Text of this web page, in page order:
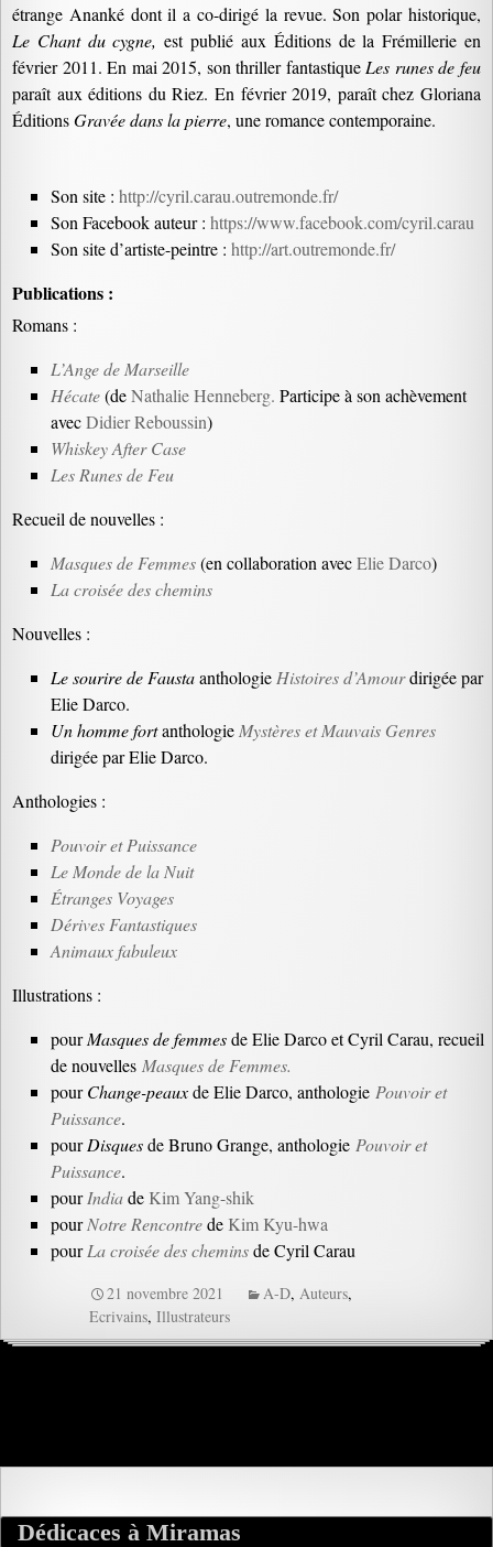
étrange Ananké dont il a co-dirigé la revue. Son polar historique,
Le Chant du cygne, est publié aux Éditions de la Frémillerie en
février 2011. En mai 2015, son thriller fantastique Les runes de feu
paraît aux éditions du Riez. En février 2019, paraît chez Gloriana
ÉditionsGravée dans la pierre, une romance contemporaine.
Son site : http://cyril.carau.outremonde.fr/
Son Facebook auteur : https://www.facebook.com/cyril.carau
Son site d’artiste-peintre : http://art.outremonde.fr/
Publications :
Romans :
L’Ange de Marseille
Hécate(deNathalie Henneberg. Participe à son achèvement
avecDidier Reboussin)
Whiskey After Case
Les Runes de Feu
Recueil de nouvelles :
Masques de Femmes(en collaboration avecElie Darco)
La croisée des chemins
Nouvelles :
Le sourire de Faustaanthologie Histoires d’Amourdirigée par
Elie Darco.
Un homme fortanthologie Mystères et Mauvais Genres
dirigée par Elie Darco.
Anthologies :
Pouvoir et Puissance
Le Monde de la Nuit
Étranges Voyages
Dérives Fantastiques
Animaux fabuleux
Illustrations :
pourMasques de femmesde Elie Darco et Cyril Carau, recueil
de nouvelles Masques de Femmes.
pourChange-peauxde Elie Darco, anthologie Pouvoir et
Puissance.
pourDisquesde Bruno Grange, anthologie Pouvoir et
Puissance.
pourIndiadeKim Yang-shik
pourNotre Rencontrede Kim Kyu-hwa
pourLa croisée des cheminsde Cyril Carau
21 novembre 2021 A-D,Auteurs,
Ecrivains,Illustrateurs
Dédicaces à Miramas